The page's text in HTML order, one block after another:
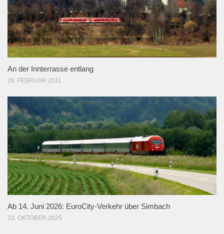
An der Innterrasse entlang
26. FEBRUAR 2011
Ab 14. Juni 2026: EuroCity-Verkehr über Simbach
23. OKTOBER 2025